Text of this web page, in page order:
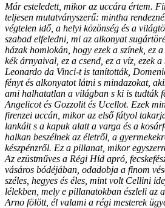
Már esteledett, mikor az uccára értem.
teljesen mutatványszerű: mintha
végtelen idő, a helyi közönség és a
szabad elfeledni, mi az alkonyat
házak homlokán, hogy ezek a színek, ez
kék árnyaival, ez a csend, ez a víz, ezek
Leonardo da Vinci-t is tanították,
fényt és alkonyatot látni s mindazokat,
ami halhatatlan a világban s ki is tudták
Angelicot és Gozzolit és Ucellot. Ezek
firenzei uccán, mikor az első fátyol
lankáit s a kapuk alatt a varga és a
halkan beszélnek az életről, a
készpénzről. Ez a pillanat, mikor
Az ezüstműves a Régi Híd apró,
vásáros bódéjában, odadobja a finom
széles, hegyes és éles, mint volt Cellini
lélekben, mely e pillanatokban észleli az
Arno fölött, él valami a régi mesterek